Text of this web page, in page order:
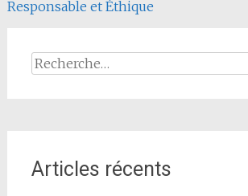
Responsable et Éthique
Rechercher :
Articles récents